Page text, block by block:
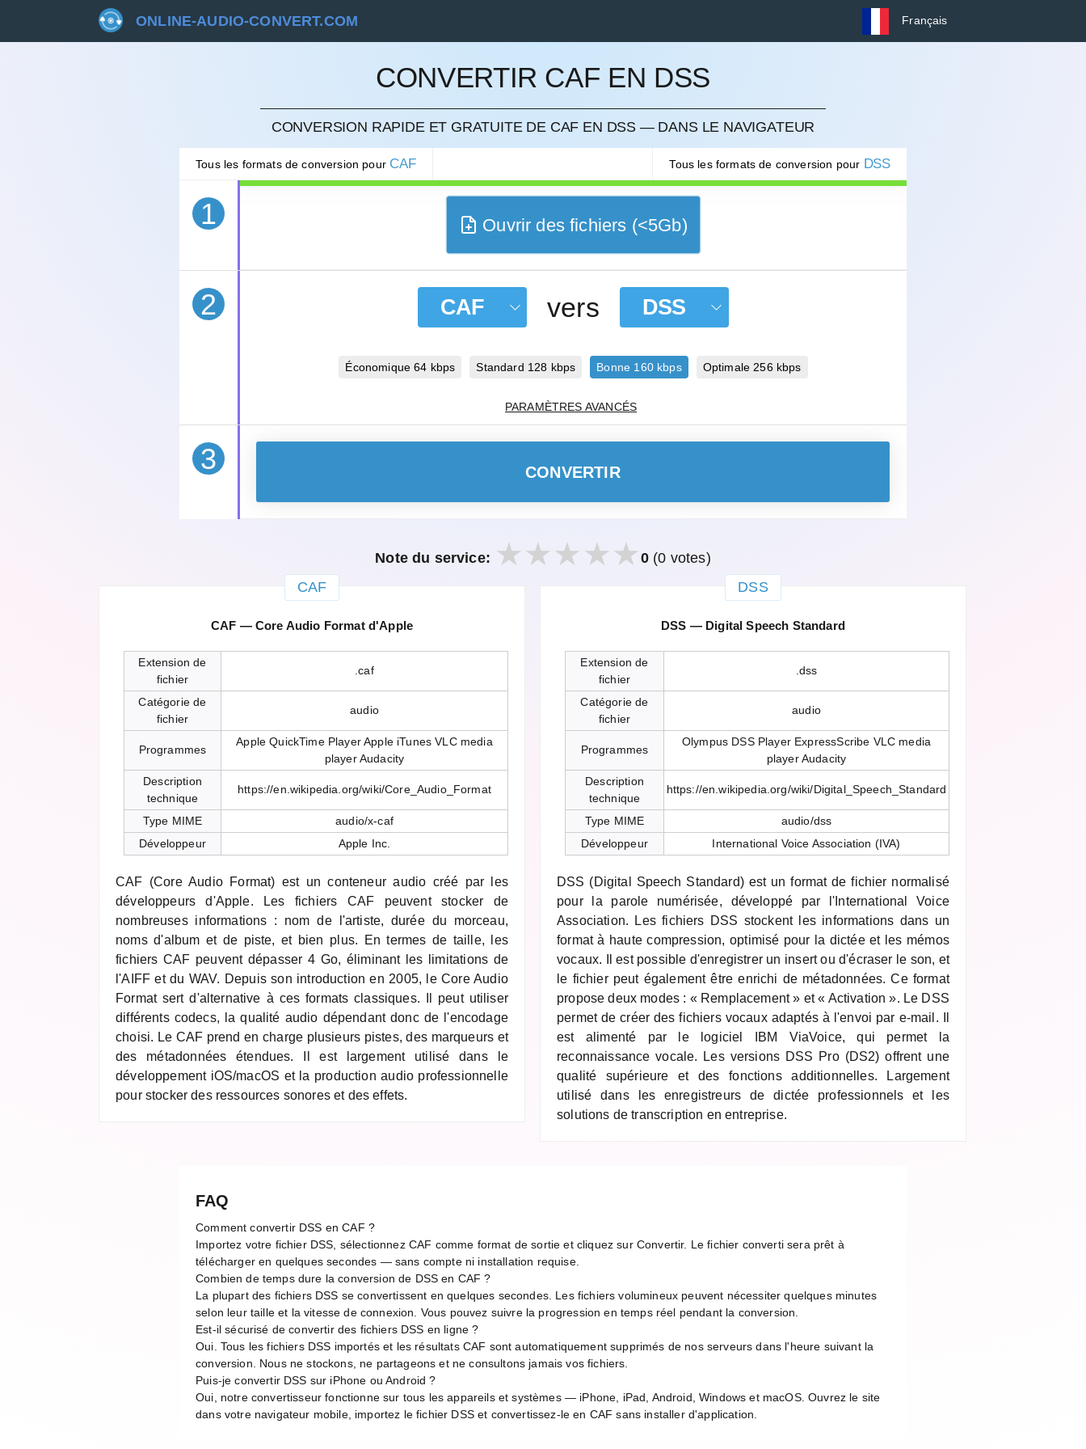
ONLINE-AUDIO-CONVERT.COM Français
CONVERTIR CAF EN DSS
CONVERSION RAPIDE ET GRATUITE DE CAF EN DSS — DANS LE NAVIGATEUR
Tous les formats de conversion pour CAF Tous les formats de conversion pour DSS
1
ANNULER
Ouvrir des fichiers (<5Gb)
2 CAF vers DSS
Économique 64 kbps Standard 128 kbps Bonne 160 kbps Optimale 256 kbps
PARAMÈTRES AVANCÉS
3 CONVERTIR
Note du service: 0 (0 votes)
CAF
CAF — Core Audio Format d'Apple
Extension de
fichier
.caf
Catégorie de
fichier
audio
Programmes
Apple QuickTime Player Apple iTunes VLC media
player Audacity
Description
technique
https://en.wikipedia.org/wiki/Core_Audio_Format
Type MIME
audio/x-caf
Développeur
Apple Inc.
CAF (Core Audio Format) est un conteneur audio créé par les
développeurs d'Apple. Les fichiers CAF peuvent stocker de
nombreuses informations : nom de l'artiste, durée du morceau,
noms d'album et de piste, et bien plus. En termes de taille, les
fichiers CAF peuvent dépasser 4 Go, éliminant les limitations de
l'AIFF et du WAV. Depuis son introduction en 2005, le Core Audio
Format sert d'alternative à ces formats classiques. Il peut utiliser
différents codecs, la qualité audio dépendant donc de l'encodage
choisi. Le CAF prend en charge plusieurs pistes, des marqueurs et
des métadonnées étendues. Il est largement utilisé dans le
développement iOS/macOS et la production audio professionnelle
pour stocker des ressources sonores et des effets.
DSS
DSS — Digital Speech Standard
Extension de
fichier
.dss
Catégorie de
fichier
audio
Programmes
Olympus DSS Player ExpressScribe VLC media
player Audacity
Description
technique
https://en.wikipedia.org/wiki/Digital_Speech_Standard
Type MIME
audio/dss
Développeur
International Voice Association (IVA)
DSS (Digital Speech Standard) est un format de fichier normalisé
pour la parole numérisée, développé par l'International Voice
Association. Les fichiers DSS stockent les informations dans un
format à haute compression, optimisé pour la dictée et les mémos
vocaux. Il est possible d'enregistrer un insert ou d'écraser le son, et
le fichier peut également être enrichi de métadonnées. Ce format
propose deux modes : « Remplacement » et « Activation ». Le DSS
permet de créer des fichiers vocaux adaptés à l'envoi par e-mail. Il
est alimenté par le logiciel IBM ViaVoice, qui permet la
reconnaissance vocale. Les versions DSS Pro (DS2) offrent une
qualité supérieure et des fonctions additionnelles. Largement
utilisé dans les enregistreurs de dictée professionnels et les
solutions de transcription en entreprise.
FAQ
Comment convertir DSS en CAF ?
Importez votre fichier DSS, sélectionnez CAF comme format de sortie et cliquez sur Convertir. Le fichier converti sera prêt à
télécharger en quelques secondes — sans compte ni installation requise.
Combien de temps dure la conversion de DSS en CAF ?
La plupart des fichiers DSS se convertissent en quelques secondes. Les fichiers volumineux peuvent nécessiter quelques minutes
selon leur taille et la vitesse de connexion. Vous pouvez suivre la progression en temps réel pendant la conversion.
Est-il sécurisé de convertir des fichiers DSS en ligne ?
Oui. Tous les fichiers DSS importés et les résultats CAF sont automatiquement supprimés de nos serveurs dans l'heure suivant la
conversion. Nous ne stockons, ne partageons et ne consultons jamais vos fichiers.
Puis-je convertir DSS sur iPhone ou Android ?
Oui, notre convertisseur fonctionne sur tous les appareils et systèmes — iPhone, iPad, Android, Windows et macOS. Ouvrez le site
dans votre navigateur mobile, importez le fichier DSS et convertissez-le en CAF sans installer d'application.